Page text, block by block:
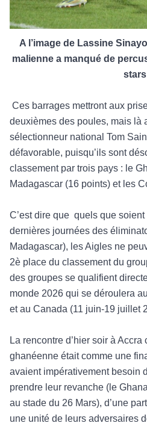
A l’image de Lassine
malienne a manqué de
stars
Ces barrages mettront aux
deuxièmes des poules, mais là
sélectionneur national Tom
défavorable, puisqu’ils sont
classement par trois pays : le
Madagascar (16 points) et les
C’est dire que quels que
dernières journées des
Madagascar), les Aigles ne
2è place du classement du
des groupes se qualifient
monde 2026 qui se déroulera
et au Canada (11 juin-19 juillet
La rencontre d’hier soir à
ghanéenne était comme une
avaient impérativement besoin
prendre leur revanche (le
au stade du 26 Mars), d’une
une unité de leurs adversaires